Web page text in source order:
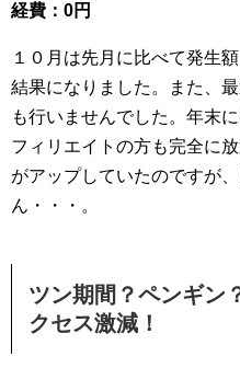
経費：0円
１０月は先月に比べて発生
結果になりました。また、
も行いませんでした。年末
フィリエイトの方も完全に
がアップしていたのですが
ん・・・。
ツン期間？ペンギン
クセス激減！